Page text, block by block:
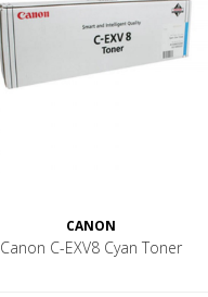
CANON
Canon C-EXV8 Cyan Toner